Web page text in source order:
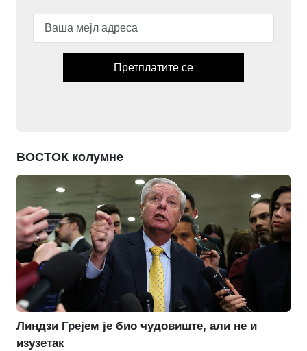
Претплатите се
ВОСТОК колумне
Линдзи Грејем је био чудовиште, али не и
изузетак